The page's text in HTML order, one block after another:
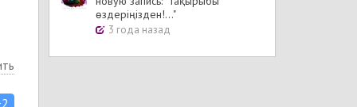
өздеріңізден!..."
3 года назад